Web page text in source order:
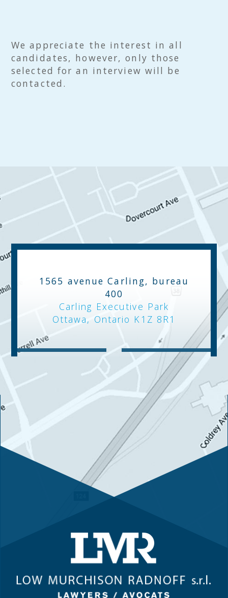
We appreciate the interest in all
candidates, however, only those
selected for an interview will be
contacted.
1565 avenue Carling, bureau
400
Carling Executive Park
Ottawa, Ontario K1Z 8R1